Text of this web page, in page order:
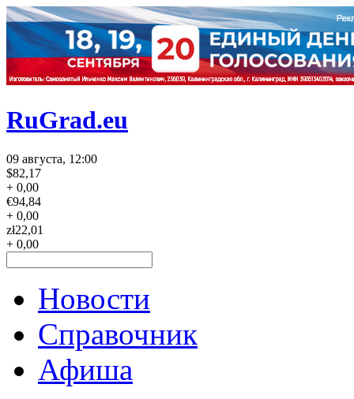
RuGrad.eu
09 августа, 12:00
$82,17
+ 0,00
€94,84
+ 0,00
zł22,01
+ 0,00
Новости
Справочник
Афиша